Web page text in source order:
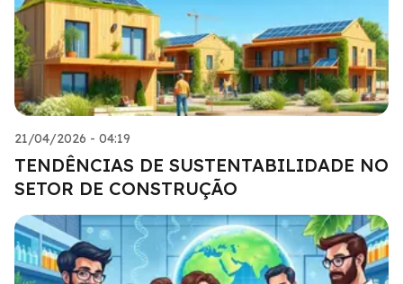
21/04/2026 - 04:19
TENDÊNCIAS DE SUSTENTABILIDADE NO
SETOR DE CONSTRUÇÃO